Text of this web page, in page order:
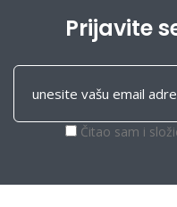
Prijavite
Čitao sam i